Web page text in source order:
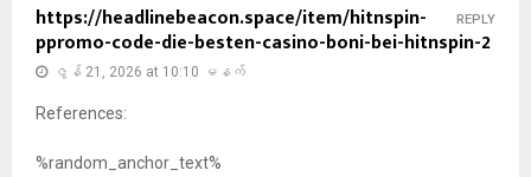
https://headlinebeacon.space/item/hitnspin-
ppromo-code-die-besten-casino-boni-bei-hitnspin-2
ဇွန် 21, 2026 at 10:10 မနက်
References:
%random_anchor_text%
REPLY